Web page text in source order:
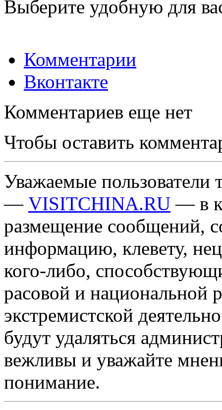
Выберите удобную для
Комментарии
Вконтакте
Комментариев еще нет
Чтобы оставить
Уважаемые пользователи
— VISITCHINA.RU — в
размещение сообщений,
информацию, клевету,
кого-либо,
расовой и национальной
экстремистской
будут удаляться
вежливы и уважайте
понимание.